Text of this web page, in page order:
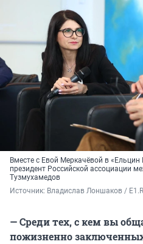
Вместе с Евой Меркачёвой в «Ельцин
президент Российской ассоциации
Тузмухамедов
Источник: Владислав Лоншаков /
— Среди тех, с кем вы
пожизненно